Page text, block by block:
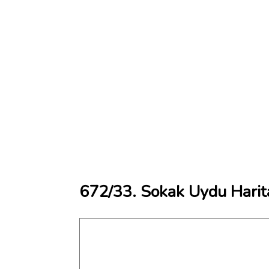
672/33. Sokak Uydu